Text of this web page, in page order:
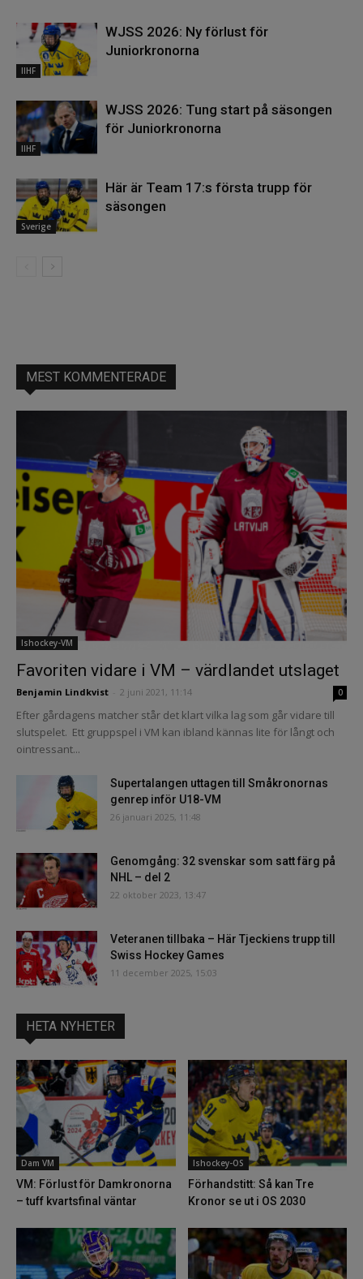
IIHF
WJSS 2026: Ny förlust för
Juniorkronorna
IIHF
WJSS 2026: Tung start på säsongen
för Juniorkronorna
Sverige
Här är Team 17:s första trupp för
säsongen
MEST KOMMENTERADE
Ishockey-VM
Favoriten vidare i VM – värdlandet utslaget
Benjamin Lindkvist 2 juni 2021, 11:14 0
Efter gårdagens matcher står det klart vilka lag som går vidare till
slutspelet. Ett gruppspel i VM kan ibland kännas lite för långt och
ointressant...
Supertalangen uttagen till Småkronornas
genrep inför U18-VM
26 januari 2025, 11:48
Genomgång: 32 svenskar som satt färg på
NHL – del 2
22 oktober 2023, 13:47
Veteranen tillbaka – Här Tjeckiens trupp till
Swiss Hockey Games
11 december 2025, 15:03
HETA NYHETER
Dam VM
VM: Förlust för Damkronorna
– tuff kvartsfinal väntar
Ishockey-OS
Förhandstitt: Så kan Tre
Kronor se ut i OS 2030